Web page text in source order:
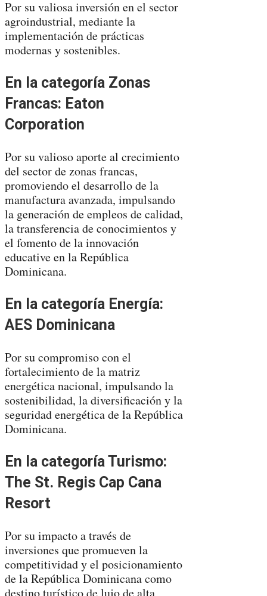
Por su valiosa inversión en el sector
agroindustrial, mediante la
implementación de prácticas
modernas y sostenibles.
En la categoría Zonas
Francas: Eaton
Corporation
Por su valioso aporte al crecimiento
del sector de zonas francas,
promoviendo el desarrollo de la
manufactura avanzada, impulsando
la generación de empleos de calidad,
la transferencia de conocimientos y
el fomento de la innovación
educative en la República
Dominicana.
En la categoría Energía:
AES Dominicana
Por su compromiso con el
fortalecimiento de la matriz
energética nacional, impulsando la
sostenibilidad, la diversificación y la
seguridad energética de la República
Dominicana.
En la categoría Turismo:
The St. Regis Cap Cana
Resort
Por su impacto a través de
inversiones que promueven la
competitividad y el posicionamiento
de la República Dominicana como
destino turístico de lujo de alta